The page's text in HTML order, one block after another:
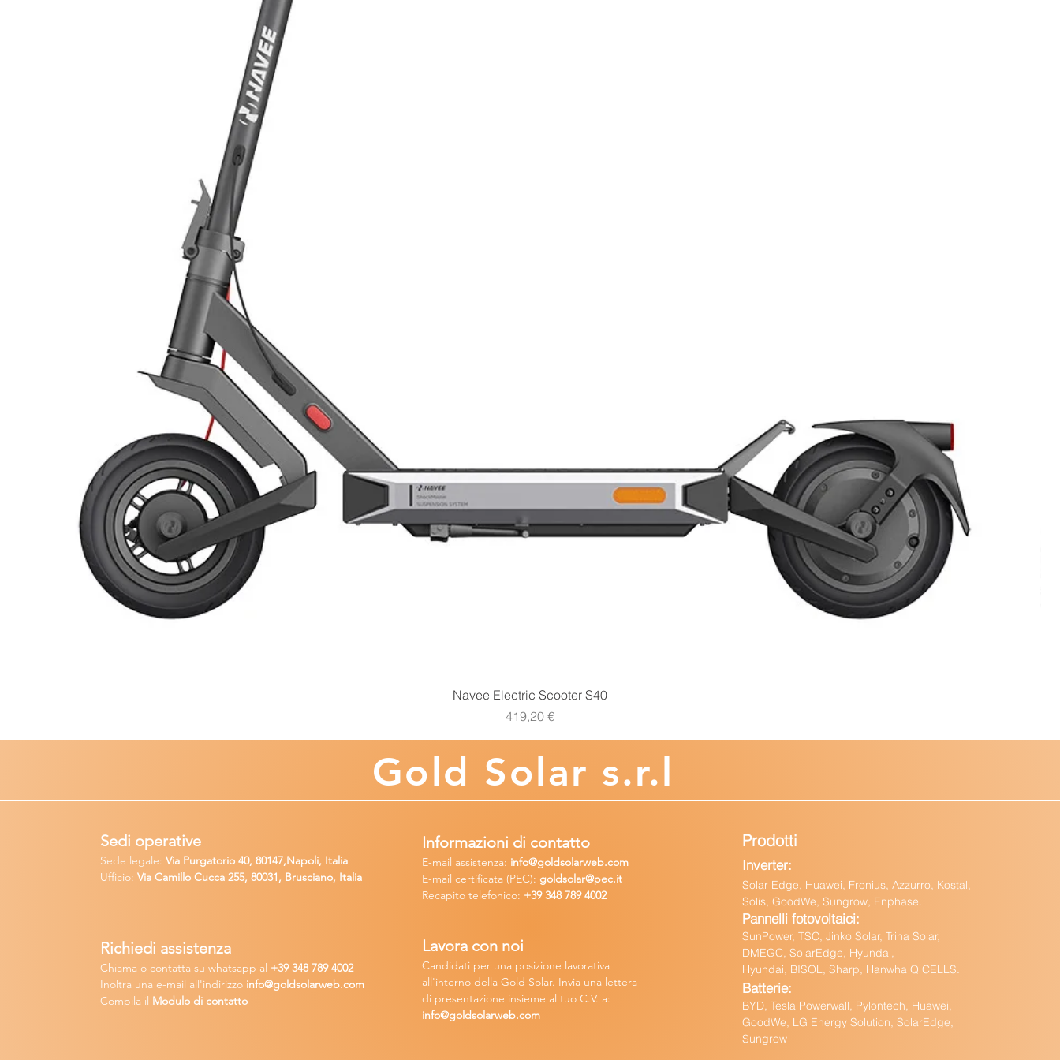
- Protezione sovraccarico su uscita
- Interfaccia RS485
Vista rapida
Navee Electric Scooter S40
Prezzo
419,20 €
Gold Solar s.r.l
Sedi operative
Sede legale:Via Purgatorio 40, 80147,Napoli, Italia
Ufficio:Via Camillo Cucca 255, 80031, Brusciano, Italia
Richiedi assistenza
Chiama o contatta su whatsapp al +39 348 789 4002
Inoltra una e-mail all'indirizzo info@goldsolarweb.com
Compila il Modulo di contatto
Lavora con noi
Candidati per una posizione lavorativa
all'interno della Gold Solar. Invia una lettera
di presentazione insieme al tuo C.V. a:
info@goldsolarweb.com
Informazioni di contatto
E-mail assistenza: info@goldsolarweb.com
E-mail certificata (PEC): goldsolar@pec.it
Recapito telefonico: +39 348789 4002
Prodotti
Inverter:
Solar Edge, Huawei, Fronius, Azzurro, Kostal,
Solis, GoodWe, Sungrow, Enphase.
Pannelli fotovoltaici:
SunPower, TSC, Jinko Solar, Trina Solar,
DMEGC, SolarEdge, Hyundai,
Hyundai, BISOL, Sharp, Hanwha Q CELLS.
Batterie:
BYD, Tesla Powerwall, Pylontech, Huawei,
GoodWe, LG Energy Solution, SolarEdge,
Sungrow